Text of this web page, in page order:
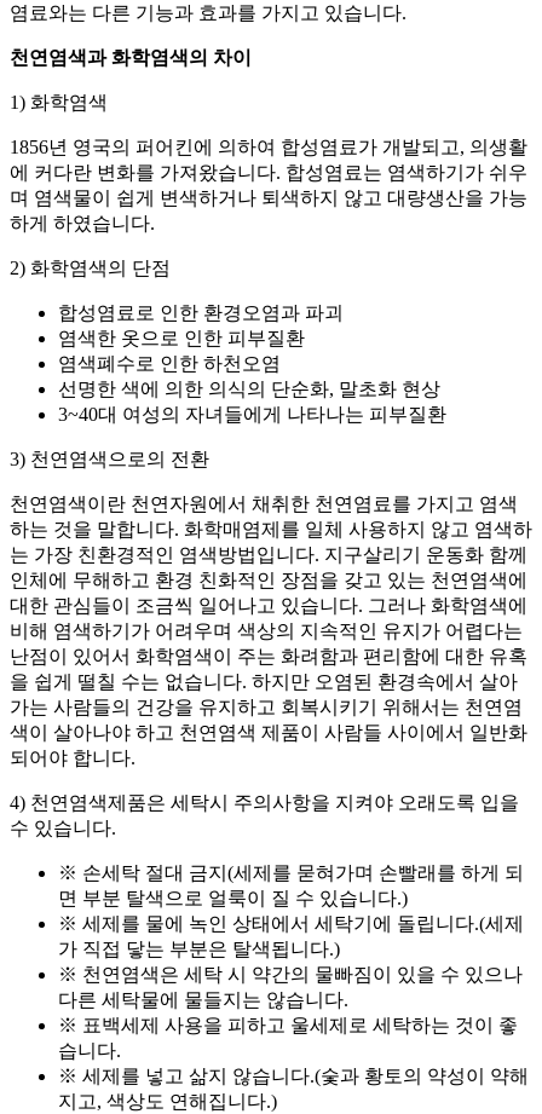
염료와는 다른 기능과 효과를 가지고 있습니다.
천연염색과 화학염색의 차이
1) 화학염색
1856년 영국의 퍼어킨에 의하여 합성염료가 개발되고, 의생활
에 커다란 변화를 가져왔습니다. 합성염료는 염색하기가 쉬우
며 염색물이 쉽게 변색하거나 퇴색하지 않고 대량생산을 가능
하게 하였습니다.
2) 화학염색의 단점
합성염료로 인한 환경오염과 파괴
염색한 옷으로 인한 피부질환
염색폐수로 인한 하천오염
선명한 색에 의한 의식의 단순화, 말초화 현상
3~40대 여성의 자녀들에게 나타나는 피부질환
3) 천연염색으로의 전환
천연염색이란 천연자원에서 채취한 천연염료를 가지고 염색
하는 것을 말합니다. 화학매염제를 일체 사용하지 않고 염색하
는 가장 친환경적인 염색방법입니다. 지구살리기 운동화 함께
인체에 무해하고 환경 친화적인 장점을 갖고 있는 천연염색에
대한 관심들이 조금씩 일어나고 있습니다. 그러나 화학염색에
비해 염색하기가 어려우며 색상의 지속적인 유지가 어렵다는
난점이 있어서 화학염색이 주는 화려함과 편리함에 대한 유혹
을 쉽게 떨칠 수는 없습니다. 하지만 오염된 환경속에서 살아
가는 사람들의 건강을 유지하고 회복시키기 위해서는 천연염
색이 살아나야 하고 천연염색 제품이 사람들 사이에서 일반화
되어야 합니다.
4) 천연염색제품은 세탁시 주의사항을 지켜야 오래도록 입을
수 있습니다.
※ 손세탁 절대 금지(세제를 묻혀가며 손빨래를 하게 되
면 부분 탈색으로 얼룩이 질 수 있습니다.)
※ 세제를 물에 녹인 상태에서 세탁기에 돌립니다.(세제
가 직접 닿는 부분은 탈색됩니다.)
※ 천연염색은 세탁 시 약간의 물빠짐이 있을 수 있으나
다른 세탁물에 물들지는 않습니다.
※ 표백세제 사용을 피하고 울세제로 세탁하는 것이 좋
습니다.
※ 세제를 넣고 삶지 않습니다.(숯과 황토의 약성이 약해
지고, 색상도 연해집니다.)